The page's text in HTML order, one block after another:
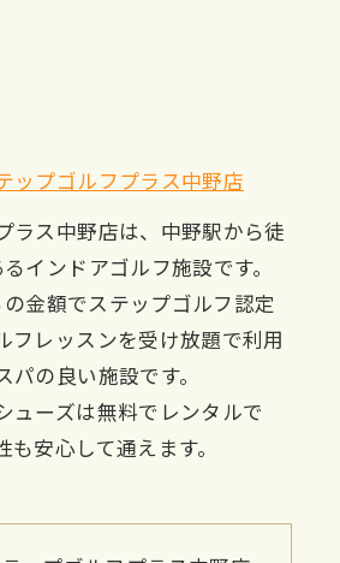
ップゴルフプラス中野店
ラス中野店は、中野駅から徒
インドアゴルフ施設です。
金額でステップゴルフ認定
フレッスンを受け放題で利用
の良い施設です。
ューズは無料でレンタルで
安心して通えます。